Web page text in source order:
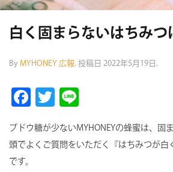
商品別
ブレス THE HONEY OIL BLESS
白く固まらないはちみつ
By MYHONEY 広報. 投稿日 2022年5月19日 .
F
ac
e
b
T
w
itt
er
n
e
ブドウ糖が少ないMYHONEYの蜂蜜は、
頭でよくご質問をいただく『はちみつが白
です。